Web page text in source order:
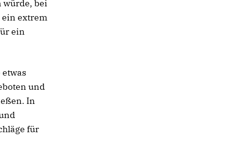
bei
ein extrem
ein
und
In
für